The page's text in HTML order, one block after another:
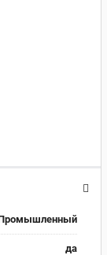
да